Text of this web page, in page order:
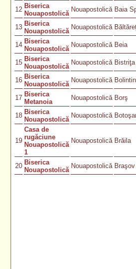
12 Biserica
Nouapostolică
Nouapostolică Baia
13 Biserica
Nouapostolică
Nouapostolică
14 Biserica
Nouapostolică
Nouapostolică Beia
15 Biserica
Nouapostolică
Nouapostolică Bistriţa
16 Biserica
Nouapostolică
Nouapostolică
17 Biserica
Metanoia
Nouapostolică Borş
18 Biserica
Nouapostolică
Nouapostolică
19
Casa de
rugăciune
Nouapostolică
1
Nouapostolică Brăila
20 Biserica
Nouapostolică
Nouapostolică Braşov